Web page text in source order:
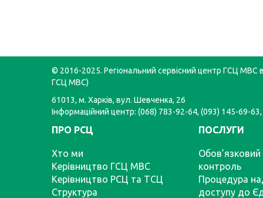
© 2016-2025. Регіональний сервісний центр ГСЦ МВС в
ГСЦ МВС)
61013, м. Харків, вул. Шевченка, 26
Інформаційний центр: (068) 783-92-64, (093) 145-69-
ПРО РСЦ
Хто ми
Керівництво ГСЦ МВС
Керівництво РСЦ та ТСЦ
Структура
ПОСЛУГИ
Обов’язковий
контроль
Процедура
доступу до